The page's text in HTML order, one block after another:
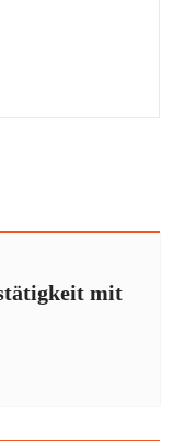
mit